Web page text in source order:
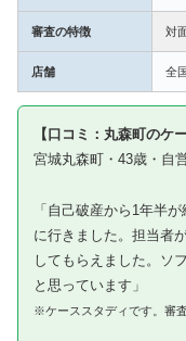
審査の特徴 対
店舗 全
【口コミ：丸森町のケ
宮城丸森町・43歳・自
「自己破産から1年半
に行きました。担当者
してもらえました。ソ
と思っています」
※ケーススタディです。審